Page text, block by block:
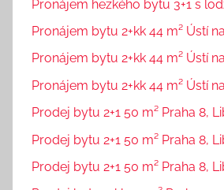
Pronájem hezkého bytu 3+1 s
Pronájem bytu 2+kk 44 m² Ústí
Pronájem bytu 2+kk 44 m² Ústí
Pronájem bytu 2+kk 44 m² Ústí
Prodej bytu 2+1 50 m² Praha 8,
Prodej bytu 2+1 50 m² Praha 8,
Prodej bytu 2+1 50 m² Praha 8,